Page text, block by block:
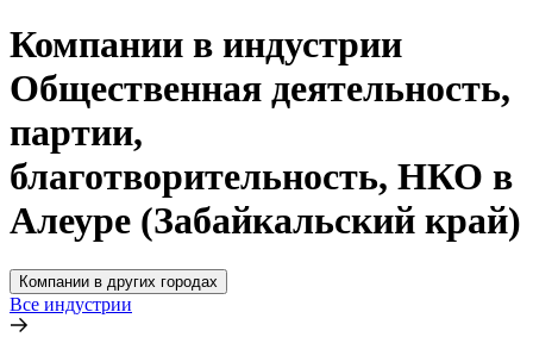
Компании в индустрии
Общественная деятельность,
партии,
благотворительность, НКО в
Алеуре (Забайкальский край)
Компании в других городах
Все индустрии